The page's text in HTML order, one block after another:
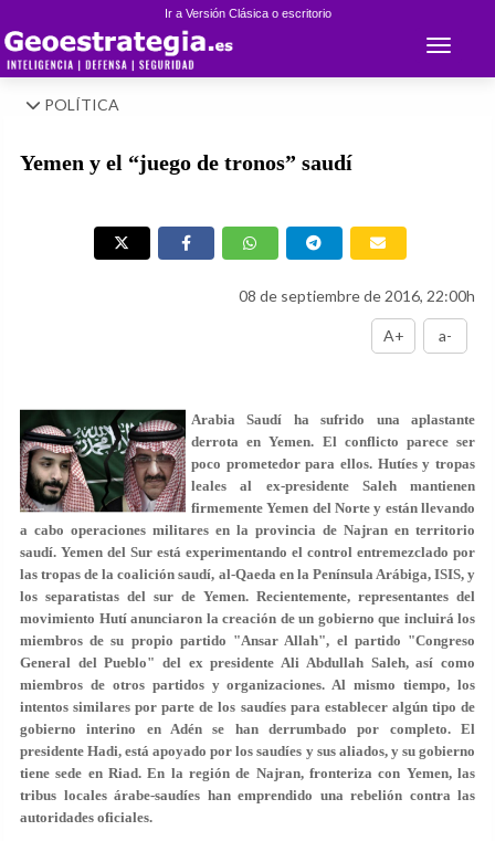
Ir a Versión Clásica o escritorio
Toggle
POLÍTICA
Yemen y el “juego de tronos” saudí
08 de septiembre de 2016, 22:00h
A+ a-
Arabia Saudí ha sufrido una aplastante
derrota en Yemen. El conflicto parece ser
poco prometedor para ellos. Hutíes y tropas
leales al ex-presidente Saleh mantienen
firmemente Yemen del Norte y están llevando
a cabo operaciones militares en la provincia de Najran en territorio
saudí. Yemen del Sur está experimentando el control entremezclado por
las tropas de la coalición saudí, al-Qaeda en la Península Arábiga, ISIS, y
los separatistas del sur de Yemen. Recientemente, representantes del
movimiento Hutí anunciaron la creación de un gobierno que incluirá los
miembros de su propio partido "Ansar Allah", el partido "Congreso
General del Pueblo" del ex presidente Ali Abdullah Saleh, así como
miembros de otros partidos y organizaciones. Al mismo tiempo, los
intentos similares por parte de los saudíes para establecer algún tipo de
gobierno interino en Adén se han derrumbado por completo. El
presidente Hadi, está apoyado por los saudíes y sus aliados, y su gobierno
tiene sede en Riad. En la región de Najran, fronteriza con Yemen, las
tribus locales árabe-saudíes han emprendido una rebelión contra las
autoridades oficiales.